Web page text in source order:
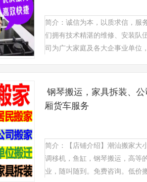
简介：诚信为本，以质求信，服
们拥有技术精湛的维修、安装队
司为广大家庭及各大企事业单位
钢琴搬运，家具拆装、
厢货车服务
简介：【店铺介绍】潮汕搬家大
调移机，鱼缸，钢琴搬运，高等
业，随叫随到。免费咨询。低价